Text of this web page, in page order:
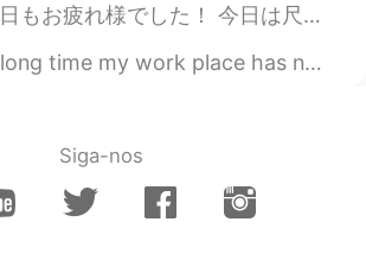
た コロナのせいで最近室内で練習することも人の前で吹くこともなかなか出来なかったんですが、やっとお客さんのいるところで自分の吹きたい曲が吹...
place has now gone😅 I went for a bike ride... I know it's gonna be ...
Siga-nos